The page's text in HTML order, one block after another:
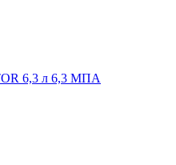
6,3 л 6,3 МПА